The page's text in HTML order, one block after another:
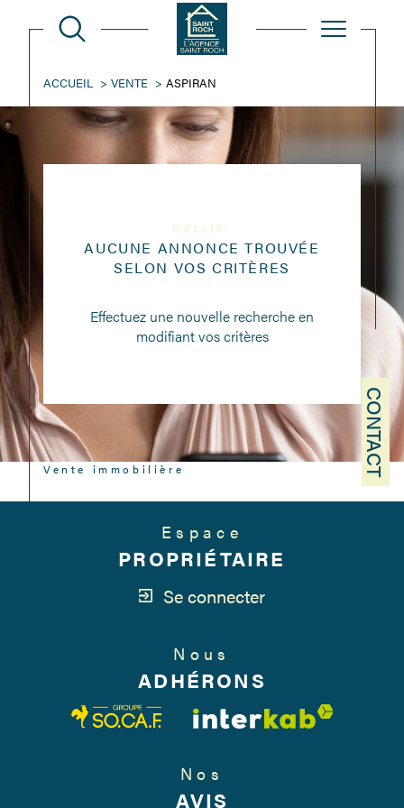
CONTACT
ACCUEIL VENTE ASPIRAN
Désolé,
AUCUNE ANNONCE TROUVÉE
SELON VOS CRITÈRES
Effectuez une nouvelle recherche en
modifiant vos critères
Vente immobilière
Espace
PROPRIÉTAIRE
Se connecter
Nous
ADHÉRONS
Nos
AVIS